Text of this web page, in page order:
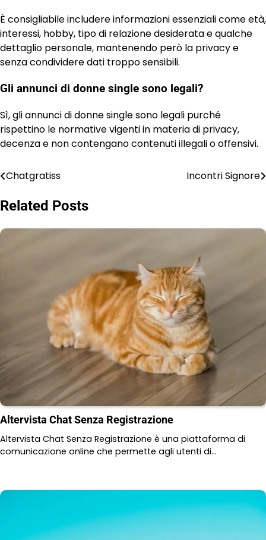
È consigliabile includere informazioni essenziali come età,
interessi, hobby, tipo di relazione desiderata e qualche
dettaglio personale, mantenendo però la privacy e
senza condividere dati troppo sensibili.
Gli annunci di donne single sono legali?
Sì, gli annunci di donne single sono legali purché
rispettino le normative vigenti in materia di privacy,
decenza e non contengano contenuti illegali o offensivi.
Post
navigation
Chatgratiss Incontri Signore
Related Posts
Altervista Chat Senza Registrazione
Altervista Chat Senza Registrazione è una piattaforma di
comunicazione online che permette agli utenti di…